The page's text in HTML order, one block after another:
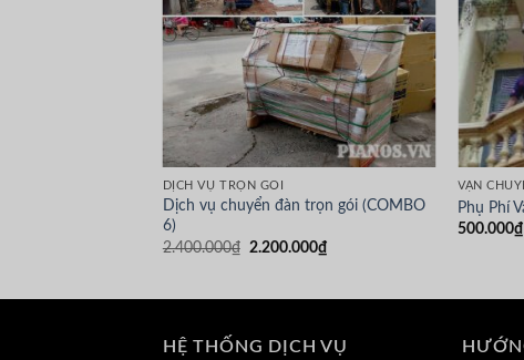
DỊCH VỤ TRỌN GÓI
Dịch vụ chuyển đàn trọn gói (COMBO
6)
2.400.000₫
Giá
2.200.000₫
VẬN
Phụ Phí
500.000₫
HỆ THỐNG DỊCH VỤ